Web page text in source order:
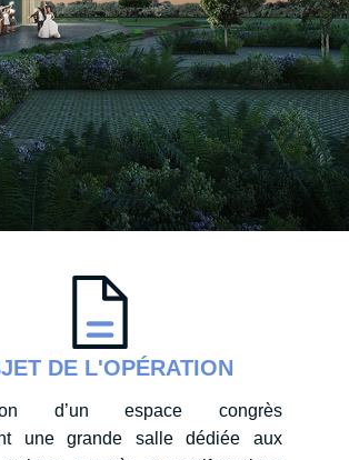
DE L'OPÉRATION
d’un espace congrès
une grande salle dédiée aux